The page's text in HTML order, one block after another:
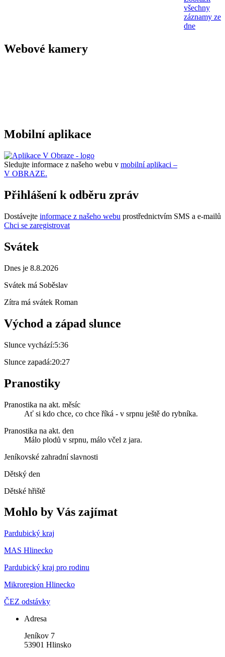
všechny
záznamy ze
dne
Webové kamery
Mobilní aplikace
Sledujte informace z našeho webu v mobilní aplikaci –
V OBRAZE.
Přihlášení k odběru zpráv
Dostávejte informace z našeho webu prostřednictvím SMS a e-mailů
Chci se zaregistrovat
Svátek
Dnes je 8.8.2026
Svátek má Soběslav
Zítra má svátek Roman
Východ a západ slunce
Slunce vychází:5:36
Slunce zapadá:20:27
Pranostiky
Pranostika na akt. měsíc
Ať si kdo chce, co chce říká - v srpnu ještě do rybníka.
Pranostika na akt. den
Málo plodů v srpnu, málo včel z jara.
Jeníkovské zahradní slavnosti
Dětský den
Dětské hřiště
Mohlo by Vás zajímat
Pardubický kraj
MAS Hlinecko
Pardubický kraj pro rodinu
Mikroregion Hlinecko
ČEZ odstávky
Adresa
Jeníkov 7
53901 Hlinsko